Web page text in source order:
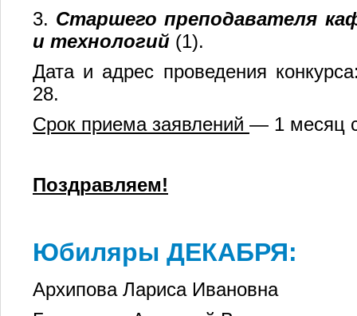
3. Старшего преподавателя
и технологий (1).
Дата и адрес проведения
28.
Срок приема заявлений — 1 месяц
Поздравляем!
Юбиляры ДЕКАБРЯ:
Архипова Лариса Ивановна